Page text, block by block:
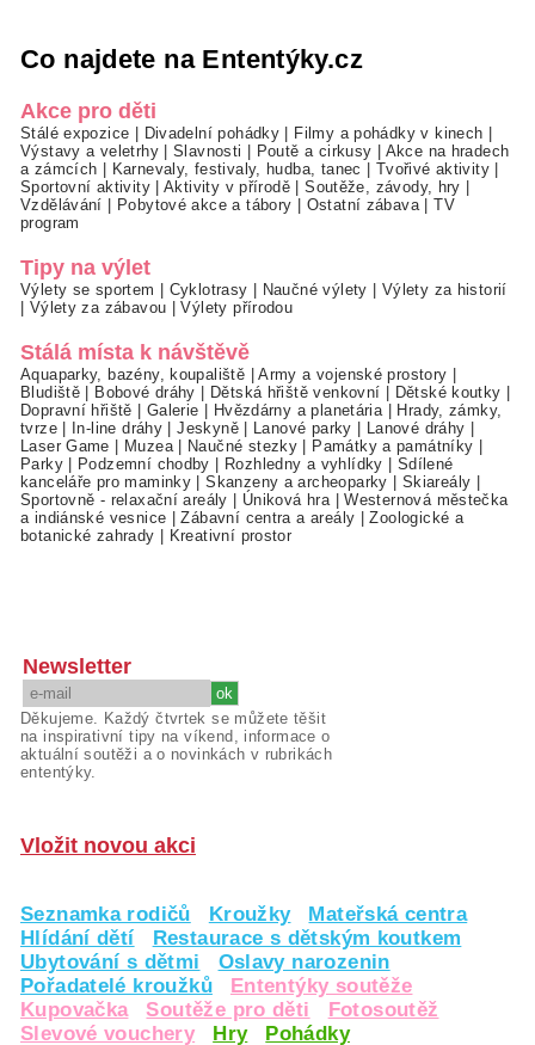
Co najdete na Ententýky.cz
Akce pro děti
Stálé expozice Divadelní pohádky Filmy a pohádky v kinech
Výstavy a veletrhy|Slavnosti Poutě a cirkusy
Akce na hradech
a zámcích
Karnevaly, festivaly, hudba, tanec Tvořivé aktivity
Sportovní aktivity|Aktivity v přírodě |Soutěže, závody, hry
Vzdělávání
Pobytové akce a tábory Ostatní zábava|TV
program
Tipy na výlet
Výlety se sportem Cyklotrasy Naučné výlety
Výlety za historií
Výlety za zábavou |Výlety přírodou
Stálá místa k návštěvě
Aquaparky, bazény, koupaliště |Army a vojenské prostory
Bludiště
Bobové dráhy Dětská hřiště venkovní Dětské koutky
Dopravní hřiště
Galerie Hvězdárny a planetária|
Hrady, zámky,
tvrze| In-line dráhy |Jeskyně| Lanové parky Lanové dráhy
Laser Game
Muzea| Naučné stezky Památky a památníky
Parky| Podzemní chodby Rozhledny a vyhlídky
Sdílené
kanceláře pro maminky |Skanzeny a archeoparky Skiareály
Sportovně - relaxační areály
Úniková hra|Westernová městečka
a indiánské vesnice |Zábavní centra a areály |Zoologické a
botanické zahrady
Kreativní prostor
Newsletter
Děkujeme. Každý čtvrtek se můžete těšit
na inspirativní tipy na víkend, informace o
aktuální soutěži a o novinkách v rubrikách
ententýky.
Vložit novou akci
Seznamka rodičů Kroužky
Mateřská centra
Hlídání dětí
Restaurace s dětským koutkem
Ubytování s dětmi
Oslavy narozenin
Pořadatelé kroužků
Ententýky soutěže
Kupovačka
Soutěže pro děti
Fotosoutěž
Slevové vouchery
Hry Pohádky